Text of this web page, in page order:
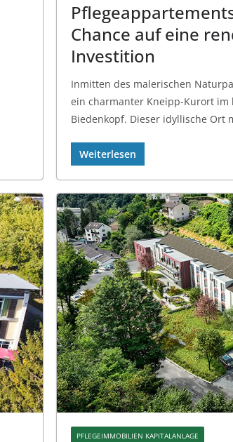
Chance auf eine
Investition
Inmitten des malerischen
ein charmanter Kneipp-Kurort im
Biedenkopf. Dieser idyllische Ort
Weiterlesen
PFLEGEIMMOBILIEN KAPITALANLAGE